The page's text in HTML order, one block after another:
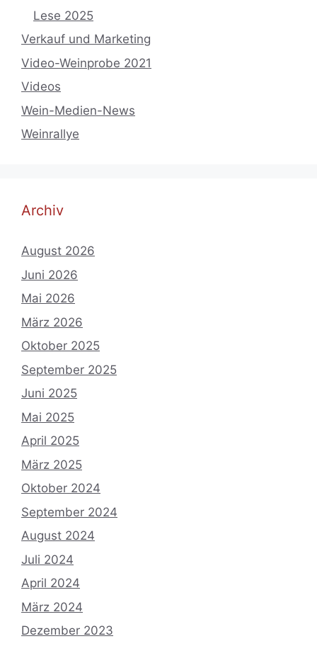
Lese 2025
Verkauf und Marketing
Video-Weinprobe 2021
Videos
Wein-Medien-News
Weinrallye
Archiv
August 2026
Juni 2026
Mai 2026
März 2026
Oktober 2025
September 2025
Juni 2025
Mai 2025
April 2025
März 2025
Oktober 2024
September 2024
August 2024
Juli 2024
April 2024
März 2024
Dezember 2023